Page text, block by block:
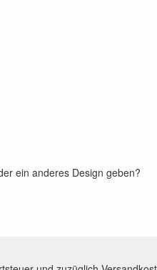
ein anderes Design geben?